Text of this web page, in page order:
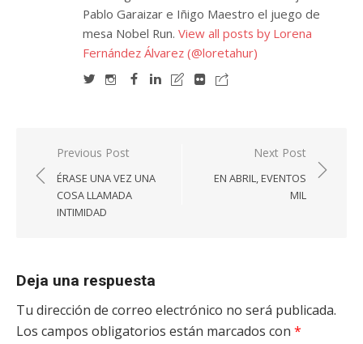
Pablo Garaizar e Iñigo Maestro el juego de
mesa Nobel Run. View all posts by Lorena
Fernández Álvarez (@loretahur)
Navegación
de
entradas
Previous Post
ÉRASE UNA VEZ UNA
COSA LLAMADA
INTIMIDAD
Next Post
EN ABRIL, EVENTOS
MIL
Deja una respuesta
Tu dirección de correo electrónico no será publicada.
Los campos obligatorios están marcados con *